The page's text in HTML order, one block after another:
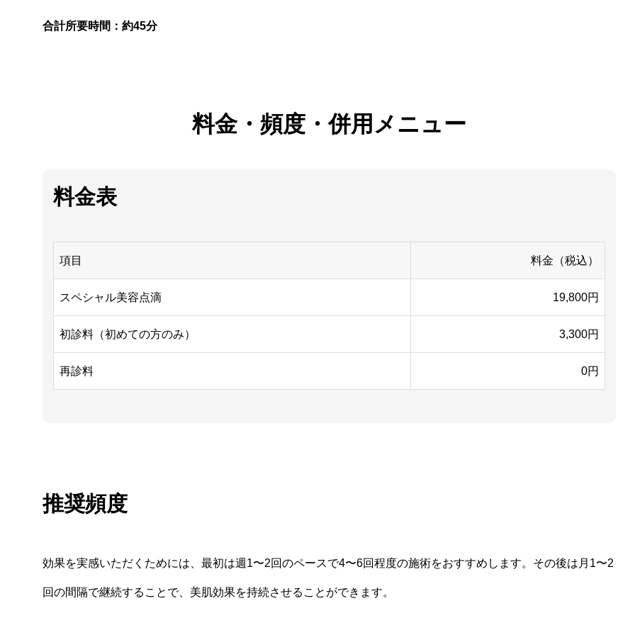
合計所要時間：約45分
料金・頻度・併用メニュー
料金表
項目 料金（税込）
スペシャル美容点滴 19,800円
初診料（初めての方のみ） 3,300円
再診料 0円
推奨頻度
効果を実感いただくためには、最初は週1〜2回のペースで4〜6回程度の施術をおすすめします。その後は月1〜2
回の間隔で継続することで、美肌効果を持続させることができます。